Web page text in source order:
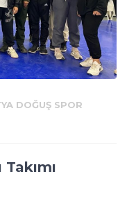
DOĞUŞ SPOR